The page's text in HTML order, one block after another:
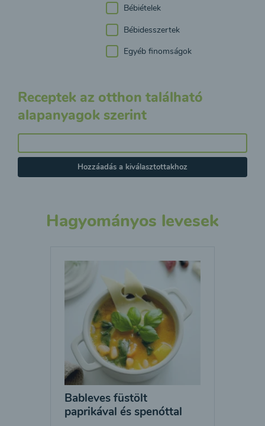
Bébiételek
Bébidesszertek
Egyéb finomságok
Receptek az otthon található
alapanyagok szerint
Hozzáadás a kiválasztottakhoz
Hagyományos levesek
Bableves füstölt
paprikával és spenóttal